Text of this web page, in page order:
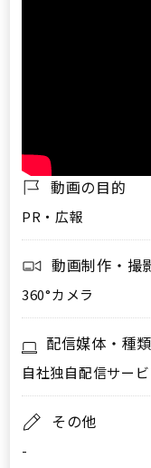
動画の目的
PR・広報
動画制作・撮
360°カメラ
配信媒体・種類
自社独自配信サー
その他
-